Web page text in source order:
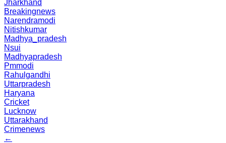
Jharkhand
Breakingnews
Narendramodi
Nitishkumar
Madhya_pradesh
Nsui
Madhyapradesh
Pmmodi
Rahulgandhi
Uttarpradesh
Haryana
Cricket
Lucknow
Uttarakhand
Crimenews
←